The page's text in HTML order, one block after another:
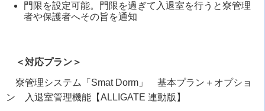
門限を設定可能。門限を過ぎて入退室を行うと寮管理
者や保護者へその旨を通知
＜対応プラン＞
寮管理システム「Smat Dorm」 基本プラン＋オプショ
ン 入退室管理機能【ALLIGATE 連動版】